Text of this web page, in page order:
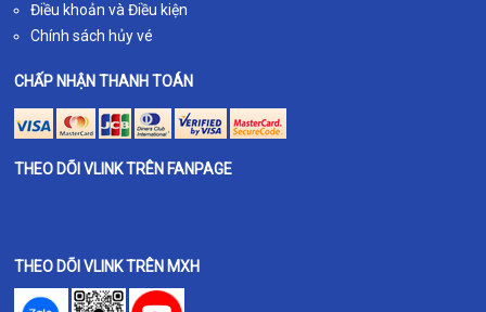
Điều khoản và Điều kiện
Chính sách hủy vé
CHẤP NHẬN THANH TOÁN
THEO DÕI VLINK TRÊN FANPAGE
THEO DÕI VLINK TRÊN MXH